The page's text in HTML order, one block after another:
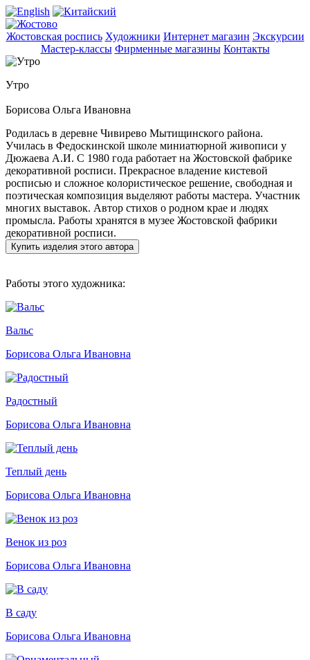
Жостовская роспись Художники Интернет магазин Экскурсии
Мастер-классы Фирменные магазины Контакты
Утро
Борисова Ольга Ивановна
Родилась в деревне Чивирево Мытищинского района.
Училась в Федоскинской школе миниатюрной живописи у
Дюжаева А.И. С 1980 года работает на Жостовской фабрике
декоративной росписи. Прекрасное владение кистевой
росписью и сложное колористическое решение, свободная и
поэтическая композиция выделяют работы мастера. Участник
многих выставок. Автор стихов о родном крае и людях
промысла. Работы хранятся в музее Жостовской фабрики
декоративной росписи.
Купить изделия этого автора
Работы этого художника:
Вальс
Борисова Ольга Ивановна
Радостный
Борисова Ольга Ивановна
Теплый день
Борисова Ольга Ивановна
Венок из роз
Борисова Ольга Ивановна
В саду
Борисова Ольга Ивановна